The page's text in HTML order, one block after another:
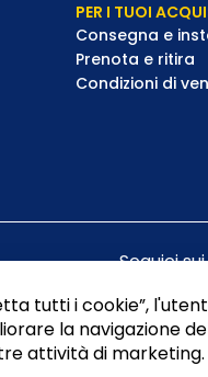
PER I TUOI
Consegna e
Prenota e ritira
Condizioni di
Seguici
tutti i cookie”,
la navigazione
attività di